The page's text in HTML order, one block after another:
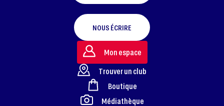
FOOTER
NOUS ÉCRIRE
Mon espace
Trouver un club
Boutique
Médiathèque